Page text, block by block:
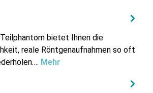
bietet Ihnen die
reale Röntgenaufnahmen so oft
Mehr